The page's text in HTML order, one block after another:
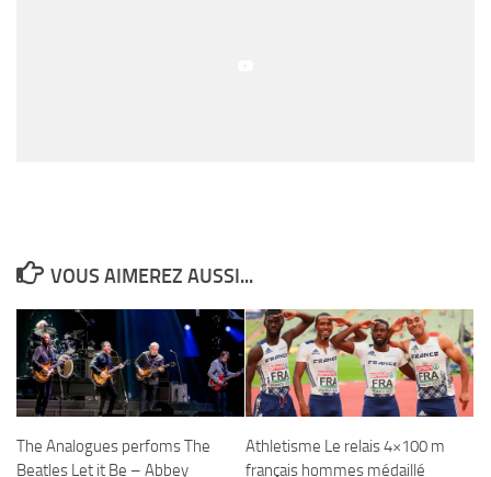
VOUS AIMEREZ AUSSI...
The Analogues perfoms The
Beatles Let it Be – Abbey
Athletisme Le relais 4×100 m
français hommes médaillé